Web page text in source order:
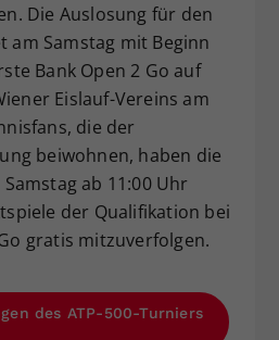
Die Auslosung für den
am Samstag mit Beginn
Bank Open 2 Go auf
Eislauf-Vereins am
die der
beiwohnen, haben die
ab 11:00 Uhr
der Qualifikation bei
gratis mitzuverfolgen.
des ATP-500-Turniers